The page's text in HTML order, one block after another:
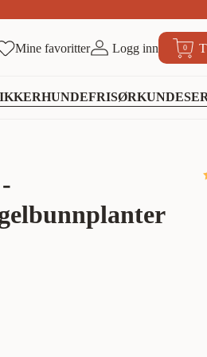
Mine favoritter Logg inn 0
HUNDEFRISØR